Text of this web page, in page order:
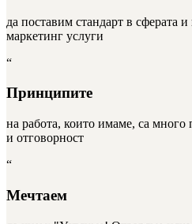
да поставим стандарт в сферата
маркетинг услуги
“
Принципите
на работа, които имаме, са много
и отговорност
“
Мечтаем